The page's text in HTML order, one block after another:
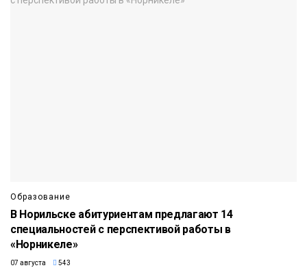
Образование
В Норильске абитуриентам предлагают 14
специальностей с перспективой работы в
«Норникеле»
07 августа 543